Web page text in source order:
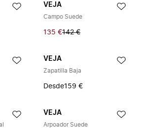
VEJA
Campo Suede
135 €142 €
VEJA
Zapatilla Baja
Desde159 €
VEJA
Arpoador Suede